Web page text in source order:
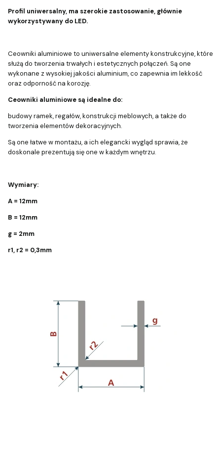
Profil uniwersalny, ma szerokie zastosowanie, głównie
wykorzystywany do LED.
Ceowniki aluminiowe to uniwersalne elementy konstrukcyjne, które
służą do tworzenia trwałych i estetycznych połączeń. Są one
wykonane z wysokiej jakości aluminium, co zapewnia im lekkość
oraz odporność na korozję.
Ceowniki aluminiowe są idealne do:
budowy ramek, regałów, konstrukcji meblowych, a także do
tworzenia elementów dekoracyjnych.
Są one łatwe w montażu, a ich elegancki wygląd sprawia, że
doskonale prezentują się one w każdym wnętrzu.
Wymiary:
A = 12mm
B = 12mm
g = 2mm
r1, r2 = 0,3mm